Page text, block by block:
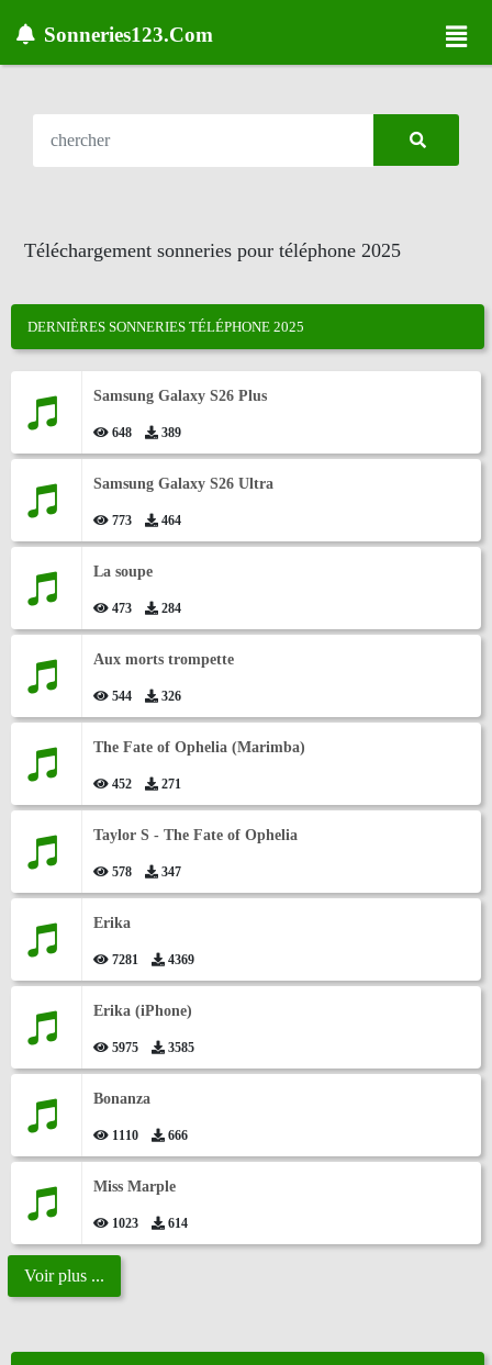
Sonneries123.Com
Téléchargement sonneries pour téléphone 2025
DERNIÈRES SONNERIES TÉLÉPHONE 2025
Samsung Galaxy S26 Plus
648 389
Samsung Galaxy S26 Ultra
773 464
La soupe
473 284
Aux morts trompette
544 326
The Fate of Ophelia (Marimba)
452 271
Taylor S - The Fate of Ophelia
578 347
Erika
7281 4369
Erika (iPhone)
5975 3585
Bonanza
1110 666
Miss Marple
1023 614
Voir plus ...